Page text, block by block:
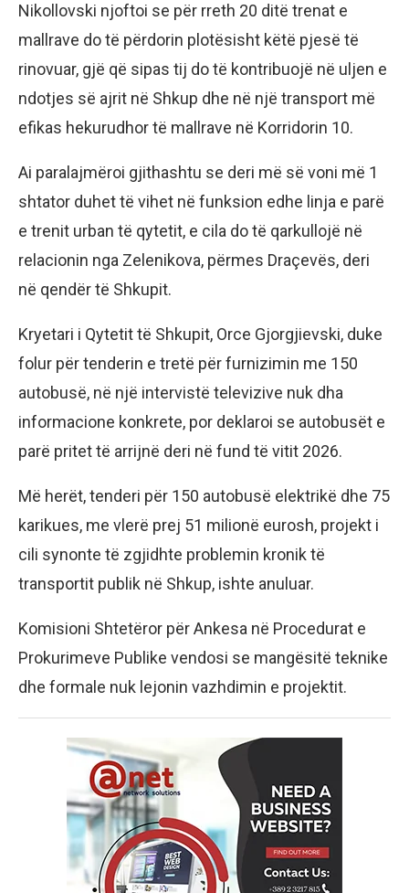
Nikollovski njoftoi se për rreth 20 ditë trenat e
mallrave do të përdorin plotësisht këtë pjesë të
rinovuar, gjë që sipas tij do të kontribuojë në uljen e
ndotjes së ajrit në Shkup dhe në një transport më
efikas hekurudhor të mallrave në Korridorin 10.
Ai paralajmëroi gjithashtu se deri më së voni më 1
shtator duhet të vihet në funksion edhe linja e parë
e trenit urban të qytetit, e cila do të qarkullojë në
relacionin nga Zelenikova, përmes Draçevës, deri
në qendër të Shkupit.
Kryetari i Qytetit të Shkupit, Orce Gjorgjievski, duke
folur për tenderin e tretë për furnizimin me 150
autobusë, në një intervistë televizive nuk dha
informacione konkrete, por deklaroi se autobusët e
parë pritet të arrijnë deri në fund të vitit 2026.
Më herët, tenderi për 150 autobusë elektrikë dhe 75
karikues, me vlerë prej 51 milionë eurosh, projekt i
cili synonte të zgjidhte problemin kronik të
transportit publik në Shkup, ishte anuluar.
Komisioni Shtetëror për Ankesa në Procedurat e
Prokurimeve Publike vendosi se mangësitë teknike
dhe formale nuk lejonin vazhdimin e projektit.